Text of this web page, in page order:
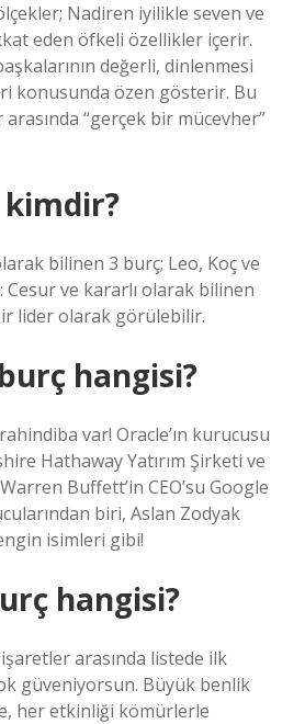
Nadiren iyilikle seven ve
eden öfkeli özellikler içerir.
değerli, dinlenmesi
konusunda özen gösterir. Bu
“gerçek bir mücevher”
bilinen 3 burç; Leo, Koç ve
Cesur ve kararlı olarak bilinen
lider olarak görülebilir.
hangisi?
var! Oracle’ın kurucusu
Hathaway Yatırım Şirketi ve
Buffett’in CEO’su Google
biri, Aslan Zodyak
isimleri gibi!
hangisi?
arasında listede ilk
güveniyorsun. Büyük benlik
her etkinliği kömürlerle